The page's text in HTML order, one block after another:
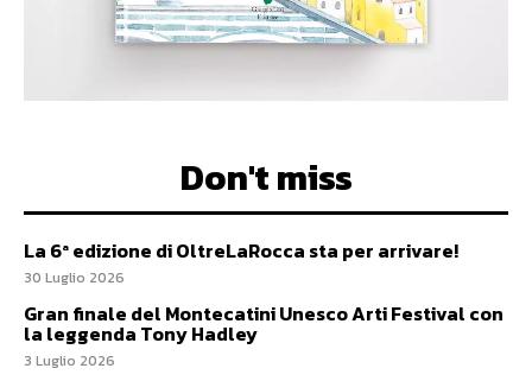
Don't miss
La 6ª edizione di OltreLaRocca sta per arrivare!
30 Luglio 2026
Gran finale del Montecatini Unesco Arti Festival con
la leggenda Tony Hadley
3 Luglio 2026